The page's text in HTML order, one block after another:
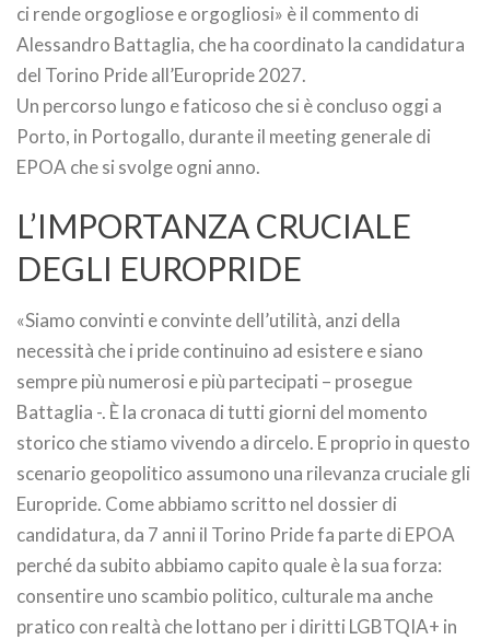
ci rende orgogliose e orgogliosi» è il commento di
Alessandro Battaglia, che ha coordinato la candidatura
del Torino Pride all’Europride 2027.
Un percorso lungo e faticoso che si è concluso oggi a
Porto, in Portogallo, durante il meeting generale di
EPOA che si svolge ogni anno.
L’IMPORTANZA CRUCIALE
DEGLI EUROPRIDE
«Siamo convinti e convinte dell’utilità, anzi della
necessità che i pride continuino ad esistere e siano
sempre più numerosi e più partecipati – prosegue
Battaglia -. È la cronaca di tutti giorni del momento
storico che stiamo vivendo a dircelo. E proprio in questo
scenario geopolitico assumono una rilevanza cruciale gli
Europride. Come abbiamo scritto nel dossier di
candidatura, da 7 anni il Torino Pride fa parte di EPOA
perché da subito abbiamo capito quale è la sua forza:
consentire uno scambio politico, culturale ma anche
pratico con realtà che lottano per i diritti LGBTQIA+ in